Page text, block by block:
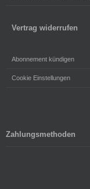
Vertrag widerrufen
Abonnement kündigen
Cookie Einstellungen
Zahlungsmethoden